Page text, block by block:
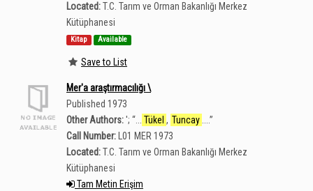
Located:T.C. Tarım ve Orman Bakanlığı Merkez
Kütüphanesi
Kitap Available
Save to List
Mer'a araştırmacılığı \
Published 1973
Other Authors:'; “ Tükel , Tuncay ....”
Call Number: L01 MER 1973
Located:T.C. Tarım ve Orman Bakanlığı Merkez
Kütüphanesi
Tam Metin Erişim